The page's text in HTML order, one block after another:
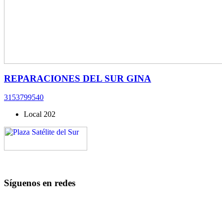
REPARACIONES DEL SUR GINA
3153799540
Local 202
Síguenos en redes